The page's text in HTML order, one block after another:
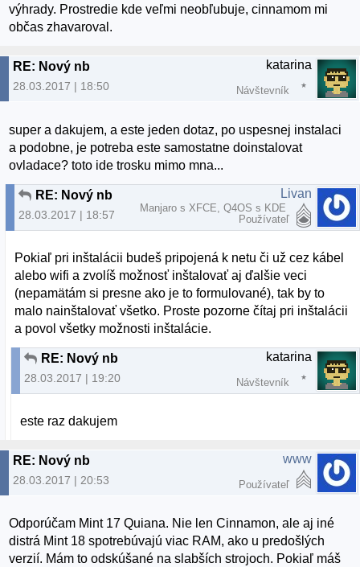
výhrady. Prostredie kde veľmi neobľubuje, cinnamom mi
občas zhavaroval.
RE: Nový nb
28.03.2017 | 18:50
katarina
Návštevník
super a dakujem, a este jeden dotaz, po uspesnej instalaci
a podobne, je potreba este samostatne doinstalovat
ovladace? toto ide trosku mimo mna...
RE: Nový nb
28.03.2017 | 18:57
Livan
Manjaro s XFCE, Q4OS s KDE
Používateľ
Pokiaľ pri inštalácii budeš pripojená k netu či už cez kábel
alebo wifi a zvolíš možnosť inštalovať aj ďalšie veci
(nepamätám si presne ako je to formulované), tak by to
malo nainštalovať všetko. Proste pozorne čítaj pri inštalácii
a povol všetky možnosti inštalácie.
RE: Nový nb
28.03.2017 | 19:20
katarina
Návštevník
este raz dakujem
RE: Nový nb
28.03.2017 | 20:53
www
Používateľ
Odporúčam Mint 17 Quiana. Nie len Cinnamon, ale aj iné
distrá Mint 18 spotrebúvajú viac RAM, ako u predošlých
verzií. Mám to odskúšané na slabších strojoch. Pokiaľ máš